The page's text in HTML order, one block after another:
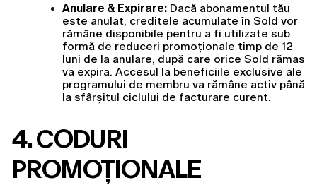
Anulare & Expirare: Dacă abonamentul tău
este anulat, creditele acumulate în Sold vor
rămâne disponibile pentru a fi utilizate sub
formă de reduceri promoționale timp de 12
luni de la anulare, după care orice Sold rămas
va expira. Accesul la beneficiile exclusive ale
programului de membru va rămâne activ până
la sfârșitul ciclului de facturare curent.
4. CODURI
PROMOȚIONALE